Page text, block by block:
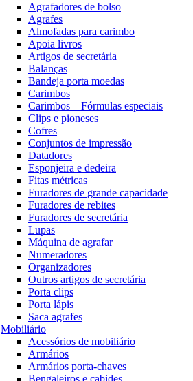
Agrafadores de bolso
Agrafes
Almofadas para carimbo
Apoia livros
Artigos de secretária
Balanças
Bandeja porta moedas
Carimbos
Carimbos – Fórmulas especiais
Clips e pioneses
Cofres
Conjuntos de impressão
Datadores
Esponjeira e dedeira
Fitas métricas
Furadores de grande capacidade
Furadores de rebites
Furadores de secretária
Lupas
Máquina de agrafar
Numeradores
Organizadores
Outros artigos de secretária
Porta clips
Porta lápis
Saca agrafes
Mobiliário
Acessórios de mobiliário
Armários
Armários porta-chaves
Bengaleiros e cabides